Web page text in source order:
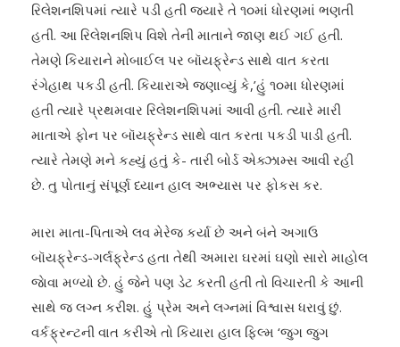
રિલેશનશિપમાં ત્યારે પડી હતી જ્યારે તે ૧૦માં ધોરણમાં ભણતી
હતી. આ રિલેશનશિપ વિશે તેની માતાને જાણ થઈ ગઈ હતી.
તેમણે કિયારાને મોબાઈલ પર બૉયફ્રેન્ડ સાથે વાત કરતા
રંગેહાથ પકડી હતી. કિયારાએ જણાવ્યું કે,’હું ૧૦મા ધોરણમાં
હતી ત્યારે પ્રથમવાર રિલેશનશિપમાં આવી હતી. ત્યારે મારી
માતાએ ફોન પર બૉયફ્રેન્ડ સાથે વાત કરતા પકડી પાડી હતી.
ત્યારે તેમણે મને કહ્યું હતું કે- તારી બોર્ડ એક્ઝામ્સ આવી રહી
છે. તુ પોતાનું સંપૂર્ણ ધ્યાન હાલ અભ્યાસ પર ફોકસ કર.
મારા માતા-પિતાએ લવ મેરેજ કર્યા છે અને બંને અગાઉ
બૉયફ્રેન્ડ-ગર્લફ્રેન્ડ હતા તેથી અમારા ઘરમાં ઘણો સારો માહોલ
જાેવા મળ્યો છે. હું જેને પણ ડેટ કરતી હતી તો વિચારતી કે આની
સાથે જ લગ્ન કરીશ. હું પ્રેમ અને લગ્નમાં વિશ્વાસ ધરાવું છું.
વર્કફ્રન્ટની વાત કરીએ તો કિયારા હાલ ફિલ્મ ‘જુગ જુગ